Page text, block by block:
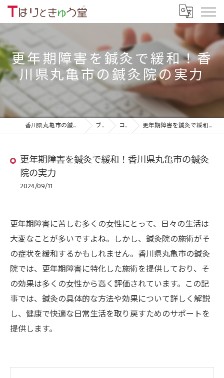
更年期障害を鍼灸で緩和！香
川県丸亀市の鍼灸院の実力
香川県丸亀市の鍼灸院ならTはりときゅう堂 ブログ コラム 更年期障害を鍼灸で緩和！香川県丸亀市の鍼灸院の実力
更年期障害を鍼灸で緩和！香川県丸亀市の鍼灸
院の実力
2024/09/11
更年期障害に苦しむ多くの女性にとって、日々の生活は
大変なことが多いですよね。しかし、鍼灸院の施術がそ
の症状を緩和するかもしれません。香川県丸亀市の鍼灸
院では、更年期障害に特化した施術を提供しており、そ
の効果は多くの女性から高く評価されています。この記
事では、鍼灸の具体的な方法や効果について詳しく解説
し、健康で快適な日常生活を取り戻すためのサポートを
提供します。